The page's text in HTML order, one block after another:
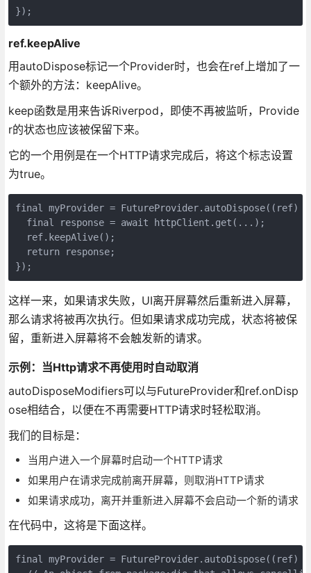
});
ref.keepAlive
用autoDispose标记一个Provider时，也会在ref上增加了一
个额外的方法：keepAlive。
keep函数是用来告诉Riverpod，即使不再被监听，Provide
r的状态也应该被保留下来。
它的一个用例是在一个HTTP请求完成后，将这个标志设置
为true。
final myProvider = FutureProvider.autoDispose((ref)
  final response = await httpClient.get(...);
  ref.keepAlive();
  return response;
});
这样一来，如果请求失败，UI离开屏幕然后重新进入屏幕，
那么请求将被再次执行。但如果请求成功完成，状态将被保
留，重新进入屏幕将不会触发新的请求。
示例：当Http请求不再使用时自动取消
autoDisposeModifiers可以与FutureProvider和ref.onDisp
ose相结合，以便在不再需要HTTP请求时轻松取消。
我们的目标是：
当用户进入一个屏幕时启动一个HTTP请求
如果用户在请求完成前离开屏幕，则取消HTTP请求
如果请求成功，离开并重新进入屏幕不会启动一个新的请求
在代码中，这将是下面这样。
final myProvider = FutureProvider.autoDispose((ref)